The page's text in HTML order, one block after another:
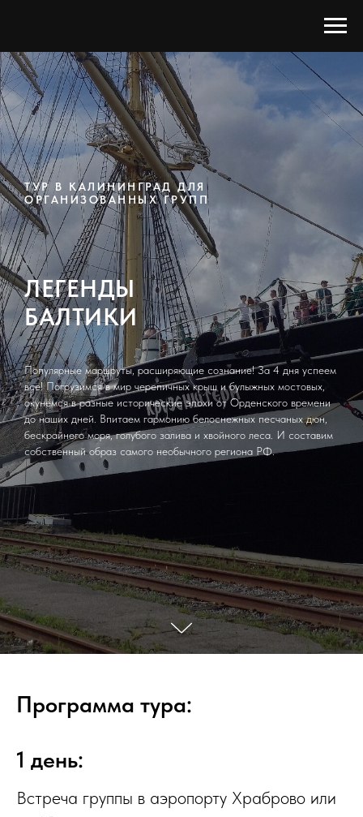
ТУР В КАЛИНИНГРАД ДЛЯ
ОРГАНИЗОВАННЫХ ГРУПП
ЛЕГЕНДЫ
БАЛТИКИ
Популярные маршруты, расширяющие сознание! За 4 дня успеем
всё! Погрузимся в мир черепичных крыш и булыжных мостовых,
окунёмся в разные исторические эпохи от Орденского времени
до наших дней. Впитаем гармонию белоснежных песчаных дюн,
бескрайнего моря, голубого залива и хвойного леса. И составим
собственный образ самого необычного региона РФ.
Программа тура:
1 день:
Встреча группы в аэропорту Храброво или